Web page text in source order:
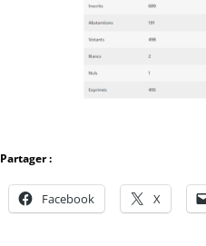
Partager :
Facebook X